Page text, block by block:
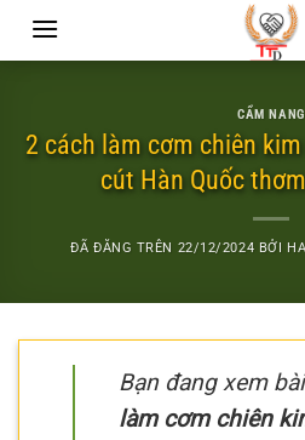
CẨM NANG
2 cách làm cơm chiên
cút Hàn Quốc
ĐÃ ĐĂNG TRÊN 22/12/2024 BỞI
Bạn đang xem
làm cơm chiên